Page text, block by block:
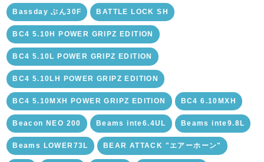
Bassday ぶん30F BATTLE LOCK SH
BC4 5.10H POWER GRIPZ EDITION
BC4 5.10L POWER GRIPZ EDITION
BC4 5.10LH POWER GRIPZ EDITION
BC4 5.10MXH POWER GRIPZ EDITION BC4 6.10MXH
Beacon NEO 200 Beams inte6.4UL Beams inte9.8L
Beams LOWER73L BEAR ATTACK "エアーホーン"